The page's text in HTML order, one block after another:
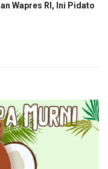
Wapres RI, Ini Pidato